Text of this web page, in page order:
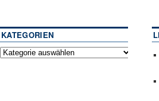
KATEGORIEN